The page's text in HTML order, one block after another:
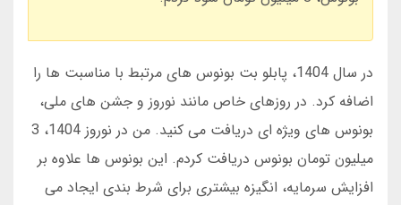
در سال 1404، پابلو بت بونوس های مرتبط با مناسبت ها را
اضافه کرد. در روزهای خاص مانند نوروز و جشن های ملی،
بونوس های ویژه ای دریافت می کنید. من در نوروز 1404، 3
میلیون تومان بونوس دریافت کردم. این بونوس ها علاوه بر
افزایش سرمایه، انگیزه بیشتری برای شرط بندی ایجاد می